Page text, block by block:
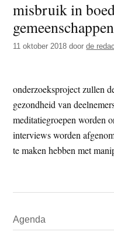
t
e
e
s
i
misbruik in
gemeenschappen
11 oktober 2018 doorde
onderzoeksproject zullen
gezondheid van
meditatiegroepen worden
interviews worden
te maken hebben met
Sidebar
Agenda